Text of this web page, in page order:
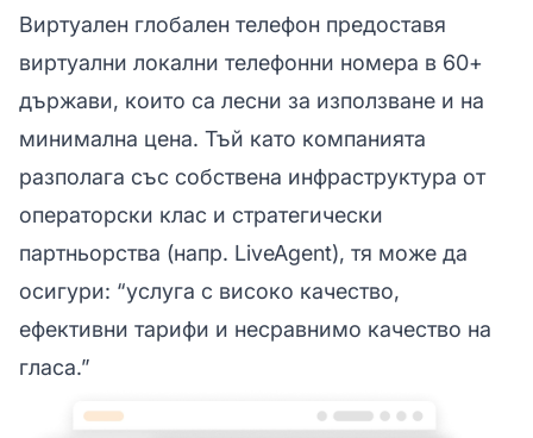
Виртуален глобален телефон предоставя
виртуални локални телефонни номера в 60+
държави, които са лесни за използване и на
минимална цена. Тъй като компанията
разполага със собствена инфраструктура от
операторски клас и стратегически
партньорства (напр. LiveAgent), тя може да
осигури: “услуга с високо качество,
ефективни тарифи и несравнимо качество на
гласа.”